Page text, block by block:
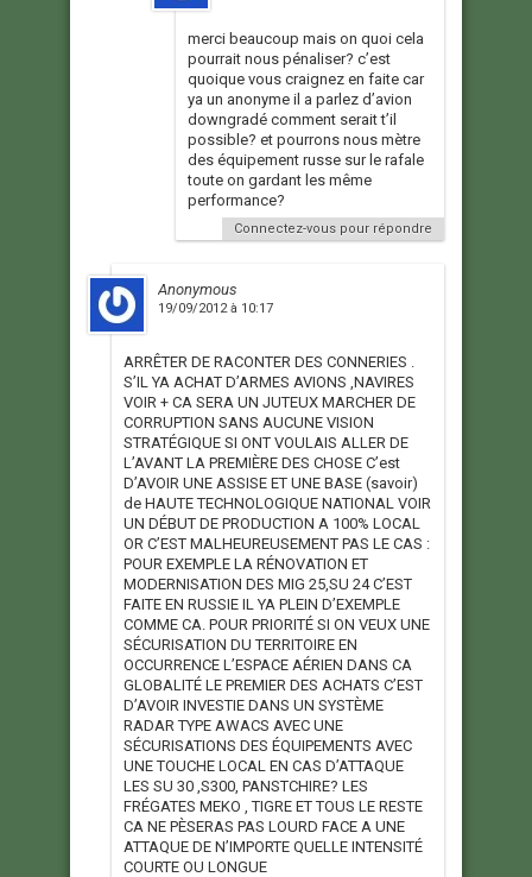
merci beaucoup mais on quoi cela
pourrait nous pénaliser? c’est
quoique vous craignez en faite car
ya un anonyme il a parlez d’avion
downgradé comment serait t’il
possible? et pourrons nous mètre
des équipement russe sur le rafale
toute on gardant les même
performance?
Connectez-vous pour répondre
Anonymous
19/09/2012 à 10:17
ARRÊTER DE RACONTER DES CONNERIES .
S’IL YA ACHAT D’ARMES AVIONS ,NAVIRES
VOIR + CA SERA UN JUTEUX MARCHER DE
CORRUPTION SANS AUCUNE VISION
STRATÉGIQUE SI ONT VOULAIS ALLER DE
L’AVANT LA PREMIÈRE DES CHOSE C’est
D’AVOIR UNE ASSISE ET UNE BASE (savoir)
de HAUTE TECHNOLOGIQUE NATIONAL VOIR
UN DÉBUT DE PRODUCTION A 100% LOCAL
OR C’EST MALHEUREUSEMENT PAS LE CAS :
POUR EXEMPLE LA RÉNOVATION ET
MODERNISATION DES MIG 25,SU 24 C’EST
FAITE EN RUSSIE IL YA PLEIN D’EXEMPLE
COMME CA. POUR PRIORITÉ SI ON VEUX UNE
SÉCURISATION DU TERRITOIRE EN
OCCURRENCE L’ESPACE AÉRIEN DANS CA
GLOBALITÉ LE PREMIER DES ACHATS C’EST
D’AVOIR INVESTIE DANS UN SYSTÈME
RADAR TYPE AWACS AVEC UNE
SÉCURISATIONS DES ÉQUIPEMENTS AVEC
UNE TOUCHE LOCAL EN CAS D’ATTAQUE
LES SU 30 ,S300, PANSTCHIRE? LES
FRÉGATES MEKO , TIGRE ET TOUS LE RESTE
CA NE PÈSERAS PAS LOURD FACE A UNE
ATTAQUE DE N’IMPORTE QUELLE INTENSITÉ
COURTE OU LONGUE